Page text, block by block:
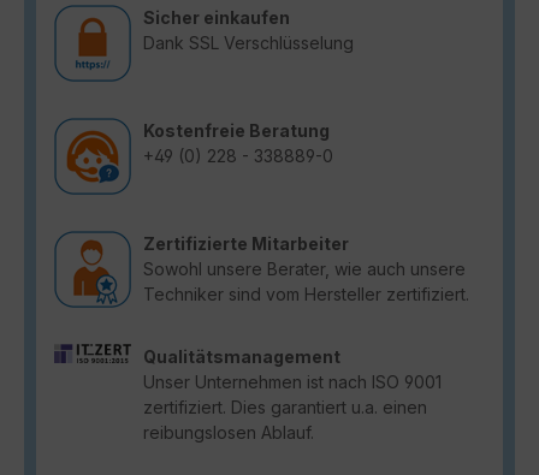
Sicher einkaufen
Dank SSL Verschlüsselung
Kostenfreie Beratung
+49 (0) 228 - 338889-0
Zertifizierte Mitarbeiter
Sowohl unsere Berater, wie auch unsere
Techniker sind vom Hersteller zertifiziert.
Qualitätsmanagement
Unser Unternehmen ist nach ISO 9001
zertifiziert. Dies garantiert u.a. einen
reibungslosen Ablauf.